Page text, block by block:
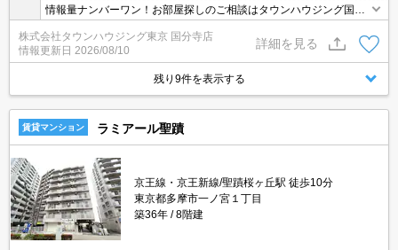
情報量ナンバーワン！お部屋探しのご相談はタウンハウジング国分
寺店にお任せを！
株式会社タウンハウジング東京 国分寺店
情報更新日 2026/08/10
詳細を見る
残り9件を表示する
賃貸マンション ラミアール聖蹟
京王線・京王新線/聖蹟桜ヶ丘駅 徒歩10分
東京都多摩市一ノ宮１丁目
築36年
8階建